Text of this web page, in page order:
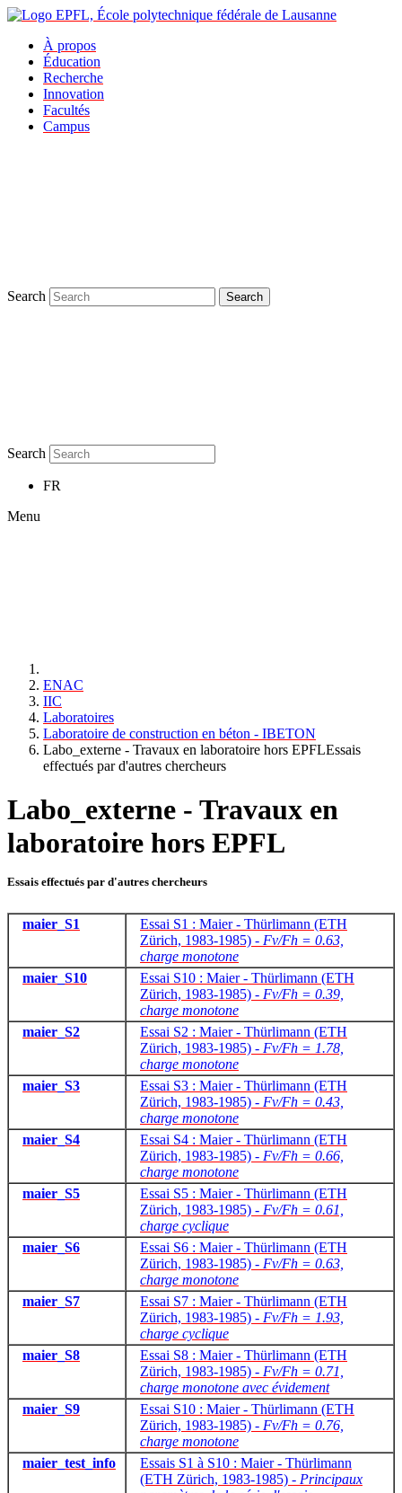
À propos
Éducation
Recherche
Innovation
Facultés
Campus
Search Search
Search
FR
Menu
ENAC
IIC
Laboratoires
Laboratoire de construction en béton - IBETON
Labo_externe - Travaux en laboratoire hors EPFLEssais
effectués par d'autres chercheurs
Labo_externe - Travaux en
laboratoire hors EPFL
Essais effectués par d'autres chercheurs
maier_S1
Essai S1 : Maier - Thürlimann (ETH
Zürich, 1983-1985) - Fv/Fh = 0.63,
charge monotone
maier_S10
Essai S10 : Maier - Thürlimann (ETH
Zürich, 1983-1985) - Fv/Fh = 0.39,
charge monotone
maier_S2
Essai S2 : Maier - Thürlimann (ETH
Zürich, 1983-1985) - Fv/Fh = 1.78,
charge monotone
maier_S3
Essai S3 : Maier - Thürlimann (ETH
Zürich, 1983-1985) - Fv/Fh = 0.43,
charge monotone
maier_S4
Essai S4 : Maier - Thürlimann (ETH
Zürich, 1983-1985) - Fv/Fh = 0.66,
charge monotone
maier_S5
Essai S5 : Maier - Thürlimann (ETH
Zürich, 1983-1985) - Fv/Fh = 0.61,
charge cyclique
maier_S6
Essai S6 : Maier - Thürlimann (ETH
Zürich, 1983-1985) - Fv/Fh = 0.63,
charge monotone
maier_S7
Essai S7 : Maier - Thürlimann (ETH
Zürich, 1983-1985) - Fv/Fh = 1.93,
charge cyclique
maier_S8
Essai S8 : Maier - Thürlimann (ETH
Zürich, 1983-1985) - Fv/Fh = 0.71,
charge monotone avec évidement
maier_S9
Essai S10 : Maier - Thürlimann (ETH
Zürich, 1983-1985) - Fv/Fh = 0.76,
charge monotone
maier_test_info
Essais S1 à S10 : Maier - Thürlimann
(ETH Zürich, 1983-1985) - Principaux